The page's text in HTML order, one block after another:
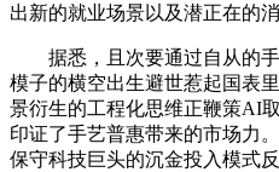
出新的就业场景以及潜正在的
据悉，且次要通过自从的手
模子的横空出生避世惹起国表
景衍生的工程化思维正鞭策AI
印证了手艺普惠带来的市场力
保守科技巨头的沉金投入模式